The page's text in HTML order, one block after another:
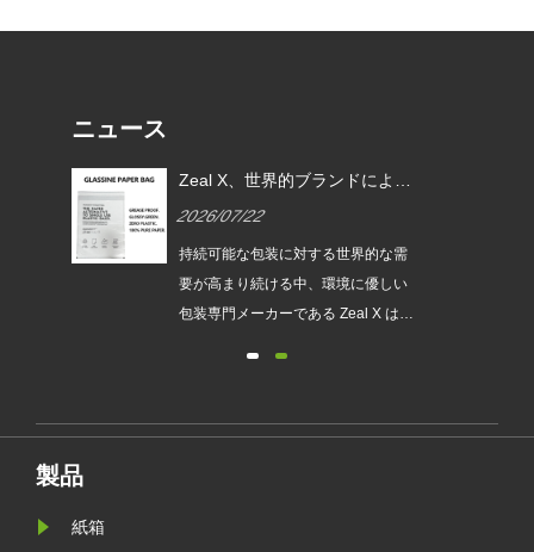
ニュース
件
Zeal X、世界的ブランドによる
替を支援するカスタムグラシン
紙バッグを発売
2026/07/22
持続可能な包装に対する世界的な需
要が高まり続ける中、環境に優しい
包装専門メーカーである Zeal X は、
るプレミアムな代替品として設計さ
製品
紙箱